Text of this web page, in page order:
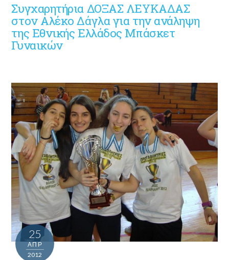
Συγχαρητήρια ΔΟΞΑΣ ΛΕΥΚΑΔΑΣ
στον Αλέκο Δάγλα για την ανάληψη
της Εθνικής Ελλάδος Μπάσκετ
Γυναικών
25
ΑΠΡ
2012